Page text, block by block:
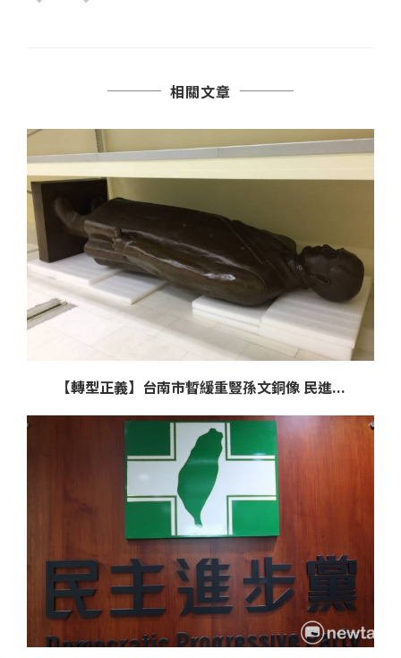
相關文章
【轉型正義】台南市暫緩重豎孫文銅像 民進...